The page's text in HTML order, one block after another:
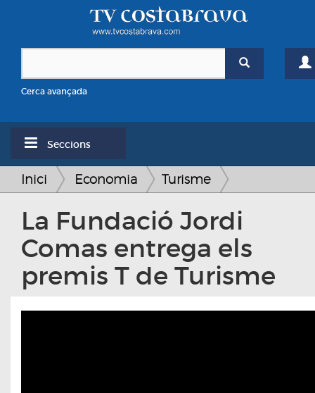
Cerca avançada
Seccions
Inici Economia Turisme
La Fundació Jordi
Comas entrega els
premis T de Turisme